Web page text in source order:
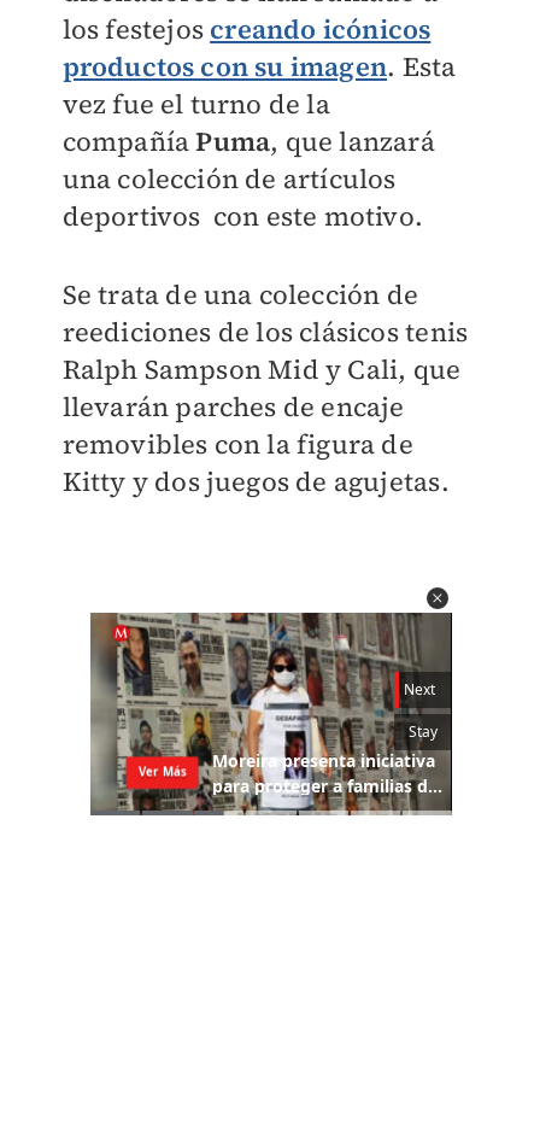
los festejos creando icónicos
productos con su imagen. Esta
vez fue el turno de la
compañíaPuma, que lanzará
una colección de artículos
deportivos con este motivo.
Se trata de una colección de
reediciones de los clásicos tenis
Ralph Sampson Mid y Cali, que
llevarán parches de encaje
removibles con la figura de
Kitty y dos juegos de agujetas.